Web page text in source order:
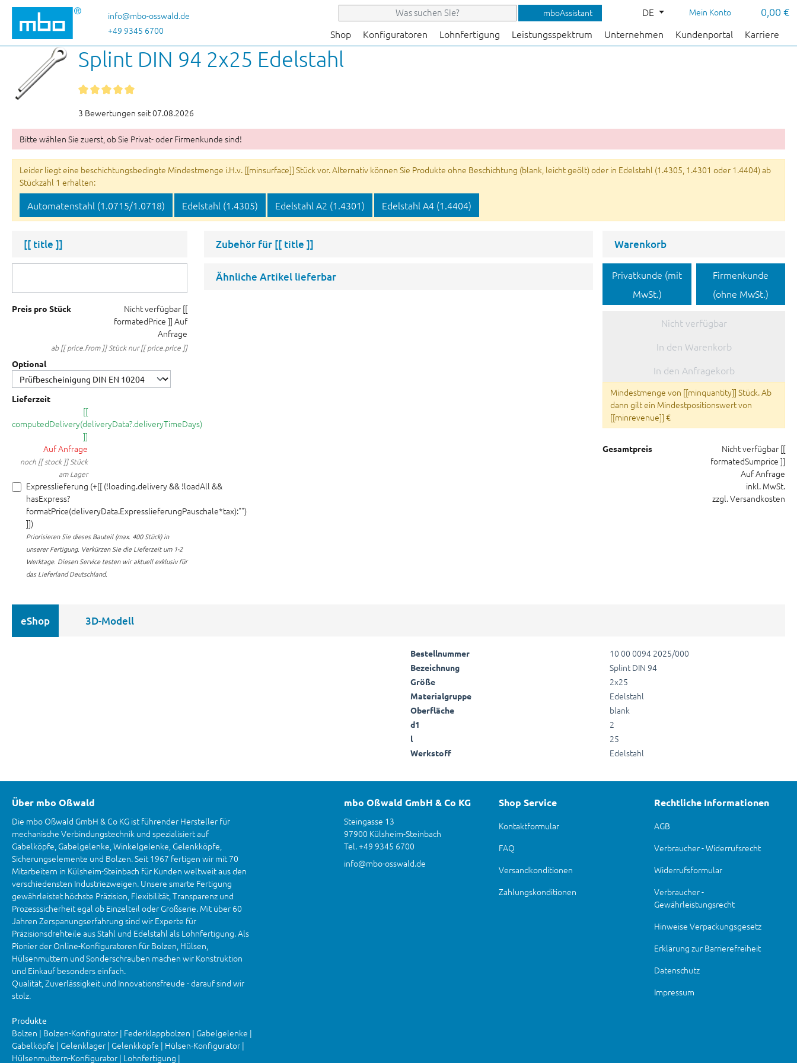
Hauptinhalt springen
Zur Suche springen
Zur Hauptnavigation springeninfo@mbo-osswald.de
+49 9345 6700
mboAssistant DE Mein Konto 0,00 €
Shop Konfiguratoren Lohnfertigung Leistungsspektrum Unternehmen Kundenportal Karriere
Splint DIN 94 2x25 Edelstahl
3 Bewertungen seit 07.08.2026
Bitte wählen Sie zuerst, ob Sie Privat- oder Firmenkunde sind!
Leider liegt eine beschichtungsbedingte Mindestmenge i.H.v. [[minsurface]] Stück vor. Alternativ können Sie Produkte ohne Beschichtung (blank, leicht geölt) oder in Edelstahl (1.4305, 1.4301 oder 1.4404) ab
Stückzahl 1 erhalten:
Automatenstahl (1.0715/1.0718) Edelstahl (1.4305) Edelstahl A2 (1.4301) Edelstahl A4 (1.4404)
[[ title ]]
Preis pro Stück Nicht verfügbar [[
formatedPrice ]] Auf
Anfrage
ab [[ price.from ]] Stück nur [[ price.price ]]
Optional
Lieferzeit
[[
computedDelivery(deliveryData?.deliveryTimeDays)
]]
Auf Anfrage
noch [[ stock ]] Stück
am Lager
Expresslieferung (+[[ (!loading.delivery && !loadAll &&
hasExpress?
formatPrice(deliveryData.ExpresslieferungPauschale*tax):"")
]])
Priorisieren Sie dieses Bauteil (max. 400 Stück) in
unserer Fertigung. Verkürzen Sie die Lieferzeit um 1-2
Werktage. Diesen Service testen wir aktuell exklusiv für
das Lieferland Deutschland.
Zubehör für [[ title ]]
Ähnliche Artikel lieferbar
Warenkorb
Privatkunde (mit
MwSt.)
Firmenkunde
(ohne MwSt.)
Nicht verfügbar
In den Warenkorb
In den Anfragekorb
Mindestmenge von [[minquantity]] Stück. Ab
dann gilt ein Mindestpositionswert von
[[minrevenue]] €
Gesamtpreis Nicht verfügbar [[
formatedSumprice ]]
Auf Anfrage
inkl. MwSt.
zzgl. Versandkosten
eShop 3D-Modell
Bestellnummer 10 00 0094 2025/000
Bezeichnung Splint DIN 94
Größe 2x25
Materialgruppe Edelstahl
Oberfläche blank
d1 2
l 25
Werkstoff Edelstahl
Über mbo Oßwald
Die mbo Oßwald GmbH & Co KG ist führender Hersteller für
mechanische Verbindungstechnik und spezialisiert auf
Gabelköpfe, Gabelgelenke, Winkelgelenke, Gelenkköpfe,
Sicherungselemente und Bolzen. Seit 1967 fertigen wir mit 70
Mitarbeitern in Külsheim-Steinbach für Kunden weltweit aus den
verschiedensten Industriezweigen. Unsere smarte Fertigung
gewährleistet höchste Präzision, Flexibilität, Transparenz und
Prozesssicherheit egal ob Einzelteil oder Großserie. Mit über 60
Jahren Zerspanungserfahrung sind wir Experte für
Präzisionsdrehteile aus Stahl und Edelstahl als Lohnfertigung. Als
Pionier der Online-Konfiguratoren für Bolzen, Hülsen,
Hülsenmuttern und Sonderschrauben machen wir Konstruktion
und Einkauf besonders einfach.
Qualität, Zuverlässigkeit und Innovationsfreude - darauf sind wir
stolz.
Produkte
Bolzen | Bolzen-Konfigurator | Federklappbolzen | Gabelgelenke |
Gabelköpfe | Gelenklager | Gelenkköpfe | Hülsen-Konfigurator |
Hülsenmuttern-Konfigurator | Lohnfertigung |
mbo Oßwald GmbH & Co KG
Steingasse 13
97900 Külsheim-Steinbach
Tel. +49 9345 6700
info@mbo-osswald.de
Shop Service
Kontaktformular
FAQ
Versandkonditionen
Zahlungskonditionen
Rechtliche Informationen
AGB
Verbraucher - Widerrufsrecht
Widerrufsformular
Verbraucher -
Gewährleistungsrecht
Hinweise Verpackungsgesetz
Erklärung zur Barrierefreiheit
Datenschutz
Impressum